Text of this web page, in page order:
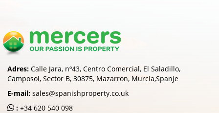
Adres: Calle Jara, nº43, Centro Comercial, El Saladillo,
Camposol, Sector B, 30875, Mazarron, Murcia,Spanje
E-mail: sales@spanishproperty.co.uk
: +34 620 540 098